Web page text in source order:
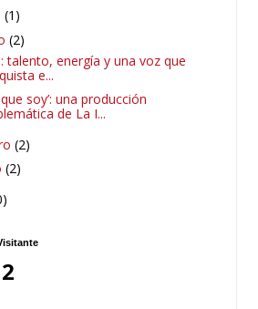
(1)
(2)
talento, energía y una voz que
e...
soy’: una producción
de La I...
(2)
(2)